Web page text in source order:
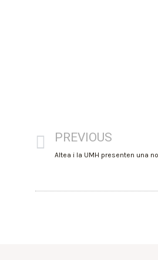
PREVIOUS
Altea i la UMH presenten una